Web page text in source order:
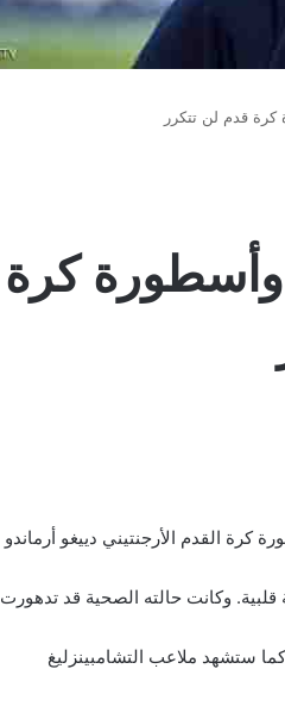
كرة قدم لن تتكرر
وأسطورة كرة
كرة القدم الأرجنتيني دييغو أرماندو
قلبية. وكانت حالته الصحية قد تدهورت
الرئاسة الأرجنتينية الحداد في البلاد لمدة 3 أيام. كما ستشهد ملاعب التشامبينزليغ